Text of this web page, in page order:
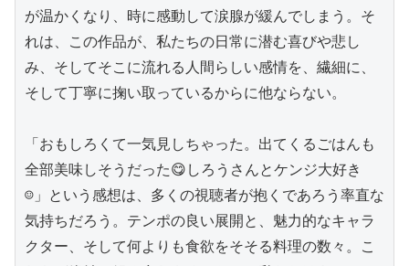
が温かくなり、時に感動して涙腺が緩んでしまう。そ
れは、この作品が、私たちの日常に潜む喜びや悲し
み、そしてそこに流れる人間らしい感情を、繊細に、
そして丁寧に掬い取っているからに他ならない。
「おもしろくて一気見しちゃった。出てくるごはんも
全部美味しそうだった😋しろうさんとケンジ大好き
☺️」という感想は、多くの視聴者が抱くであろう率直な
気持ちだろう。テンポの良い展開と、魅力的なキャラ
クター、そして何よりも食欲をそそる料理の数々。こ